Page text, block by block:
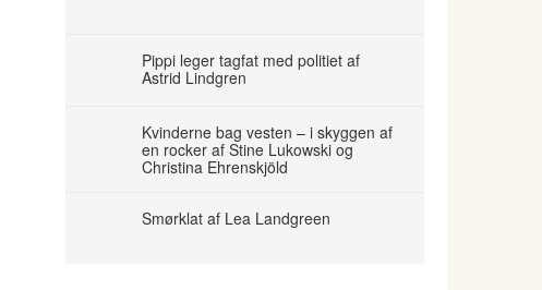
Pippi leger tagfat med politiet af
Astrid Lindgren
Kvinderne bag vesten – i skyggen af
en rocker af Stine Lukowski og
Christina Ehrenskjöld
Smørklat af Lea Landgreen